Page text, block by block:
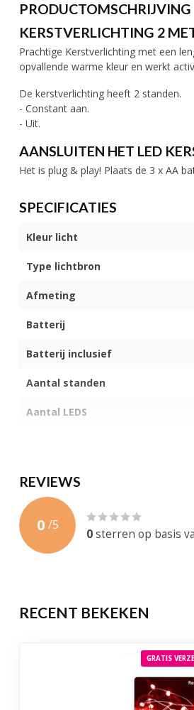
PRODUCTOMSCHRIJVING
KERSTVERLICHTING 2
Prachtige Kerstverlichting met een
opvallende warme kleur en werkt
De kerstverlichting heeft 2 standen.
- Constant aan.
- Uit.
AANSLUITEN HET LED
Het is plug & play! Plaats de 3 x AA
SPECIFICATIES
Kleur licht
Type lichtbron
Afmeting
Batterij
Batterij inclusief
Aantal standen
Aantal LEDS
Certificering
REVIEWS
0 /5
0sterren op basis
RECENT BEKEKEN
GRATIS